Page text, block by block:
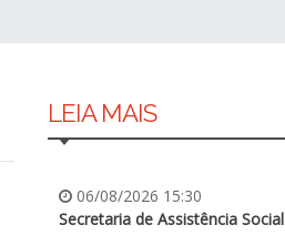
LEIA MAIS
06/08/2026 15:30
Secretaria de Assistência Social